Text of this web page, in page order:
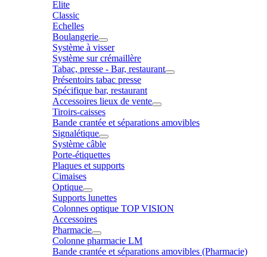
Elite
Classic
Echelles
Boulangerie
Système à visser
Système sur crémaillère
Tabac, presse - Bar, restaurant
Présentoirs tabac presse
Spécifique bar, restaurant
Accessoires lieux de vente
Tiroirs-caisses
Bande crantée et séparations amovibles
Signalétique
Système câble
Porte-étiquettes
Plaques et supports
Cimaises
Optique
Supports lunettes
Colonnes optique TOP VISION
Accessoires
Pharmacie
Colonne pharmacie LM
Bande crantée et séparations amovibles (Pharmacie)